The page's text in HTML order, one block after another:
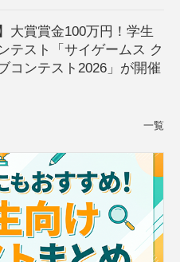
大賞賞金100万円！学生
テスト「サイゲームス ク
コンテスト2026」が開催
一覧